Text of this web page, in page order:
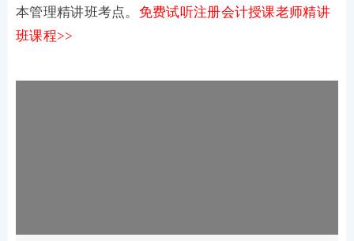
本管理精讲班考点。 免费试听注册会计授课老师精讲
班课程>>